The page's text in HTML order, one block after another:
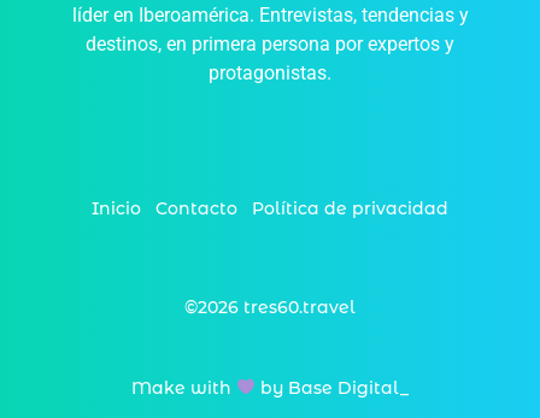
líder en Iberoamérica. Entrevistas, tendencias y
destinos, en primera persona por expertos y
protagonistas.
Inicio Contacto Política de privacidad
©2026 tres60.travel
Make with by Base Digital_